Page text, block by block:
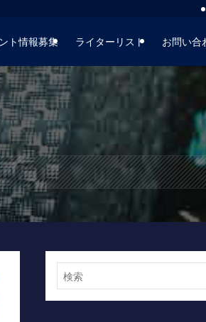
ト情報募集 ライターリスト お問い合